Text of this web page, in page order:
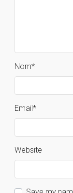
Nom*
Email*
Website